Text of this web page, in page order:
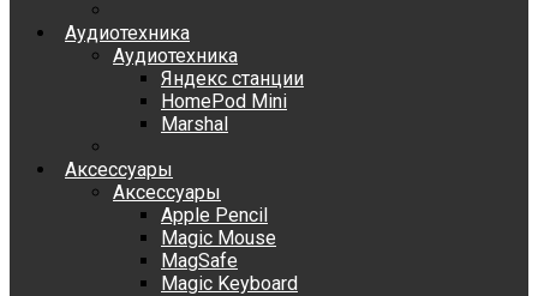
Аудиотехника
Аудиотехника
Яндекс станции
HomePod Mini
Marshal
Аксессуары
Аксессуары
Apple Pencil
Magic Mouse
MagSafe
Magic Keyboard